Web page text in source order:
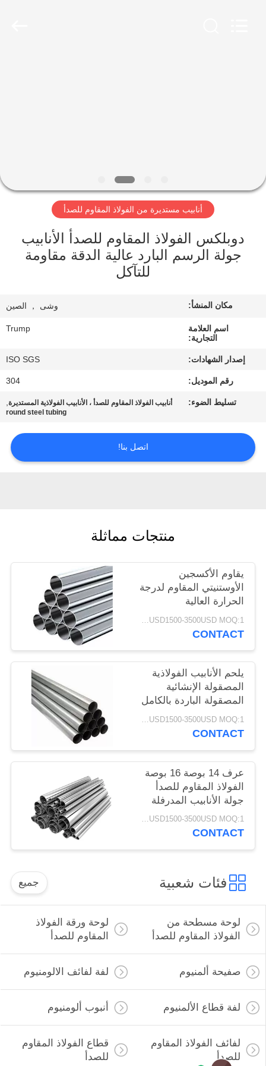
معلومات
عنا
جولة
مراقبة
الجودة
اطلب
اقتباس
POLICY
أنابيب مستديرة من الفولاذ المقاوم للصدأ
دوبلكس الفولاذ المقاوم للصدأ الأنابيب
جولة الرسم البارد عالية الدقة مقاومة
للتآكل
مكان المنشأ: وشى ， الصين
اسم العلامة
التجارية:
Trump
إصدار الشهادات: ISO SGS
رقم الموديل: 304
تسليط الضوء: أنابيب الفولاذ المقاوم للصدأ ، الأنابيب الفولاذية المستديرة,
round steel tubing
اتصل بنا!
منتجات مماثلة
يقاوم الأكسجين
الأوستنيتي المقاوم لدرجة
الحرارة العالية
USD1500-3500USD MOQ:1 طن
CONTACT
يلحم الأنابيب الفولاذية
المصقولة الإنشائية
المصقولة الباردة بالكامل
USD1500-3500USD MOQ:1 طن
CONTACT
عرف 14 بوصة 16 بوصة
الفولاذ المقاوم للصدأ
جولة الأنابيب المدرفلة
على البارد الصف
الصناعية
USD1500-3500USD MOQ:1 طن
CONTACT
فئات شعبية جميع
لوحة مسطحة من
الفولاذ المقاوم للصدأ
لوحة ورقة الفولاذ
المقاوم للصدأ
صفيحة ألمنيوم لفة لفائف الالومنيوم
لفة قطاع الألمنيوم أنبوب ألومنيوم
لفائف الفولاذ المقاوم
للصدأ
قطاع الفولاذ المقاوم
للصدأ